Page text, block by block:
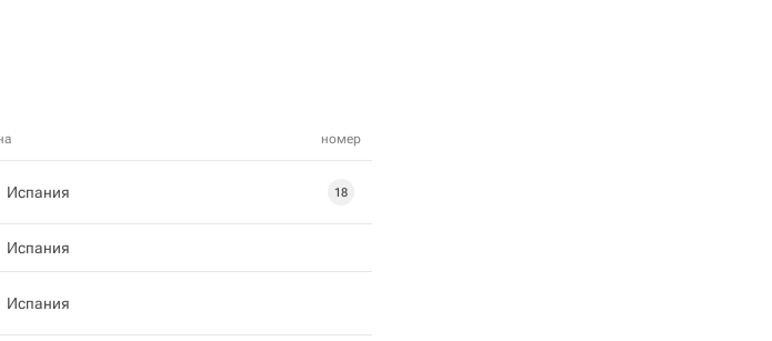
номер
Испания 18
Испания
Испания